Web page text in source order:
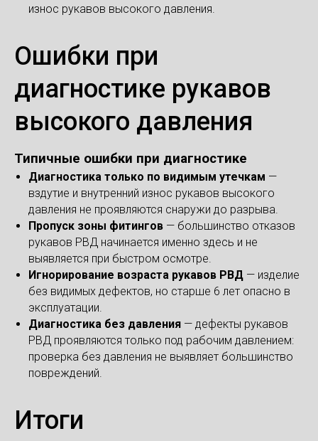
износ рукавов высокого давления.
Ошибки при
диагностике рукавов
высокого давления
Типичные ошибки при диагностике
Диагностика только по видимым утечкам —
вздутие и внутренний износ рукавов высокого
давления не проявляются снаружи до разрыва.
Пропуск зоны фитингов — большинство отказов
рукавов РВД начинается именно здесь и не
выявляется при быстром осмотре.
Игнорирование возраста рукавов РВД — изделие
без видимых дефектов, но старше 6 лет опасно в
эксплуатации.
Диагностика без давления — дефекты рукавов
РВД проявляются только под рабочим давлением:
проверка без давления не выявляет большинство
повреждений.
Итоги